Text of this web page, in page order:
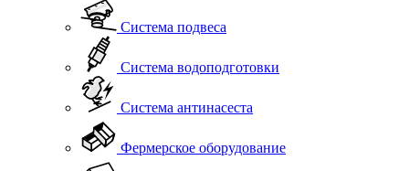
Система подвеса
Система водоподготовки
Система антинасеста
Фермерское оборудование